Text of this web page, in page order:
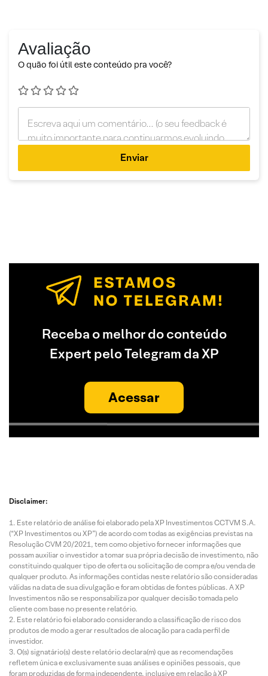
Avaliação
O quão foi útil este conteúdo pra você?
Enviar
Receba o melhor do conteúdo
Expert pelo Telegram da XP
Acessar
Disclaimer:
Este relatório de análise foi elaborado pela XP Investimentos CCTVM S.A.
(“XP Investimentos ou XP”) de acordo com todas as exigências previstas na
Resolução CVM 20/2021, tem como objetivo fornecer informações que
possam auxiliar o investidor a tomar sua própria decisão de investimento, não
constituindo qualquer tipo de oferta ou solicitação de compra e/ou venda de
qualquer produto. As informações contidas neste relatório são consideradas
válidas na data de sua divulgação e foram obtidas de fontes públicas. A XP
Investimentos não se responsabiliza por qualquer decisão tomada pelo
cliente com base no presente relatório.
Este relatório foi elaborado considerando a classificação de risco dos
produtos de modo a gerar resultados de alocação para cada perfil de
investidor.
O(s) signatário(s) deste relatório declara(m) que as recomendações
refletem única e exclusivamente suas análises e opiniões pessoais, que
foram produzidas de forma independente, inclusive em relação à XP